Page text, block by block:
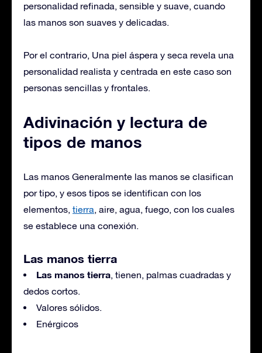
personalidad refinada, sensible y suave, cuando
las manos son suaves y delicadas.
Por el contrario, Una piel áspera y seca revela una
personalidad realista y centrada en este caso son
personas sencillas y frontales.
Adivinación y lectura de
tipos de manos
Las manos Generalmente las manos se clasifican
por tipo, y esos tipos se identifican con los
elementos, tierra, aire, agua, fuego, con los cuales
se establece una conexión.
Las manos tierra
Las manos tierra, tienen, palmas cuadradas y
dedos cortos.
Valores sólidos.
Enérgicos